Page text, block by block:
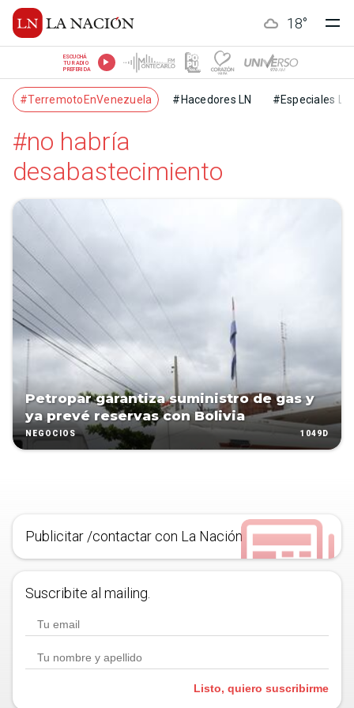
18°
ESCUCHÁ
TU RADIO
PREFERIDA
#TerremotoEnVenezuela #Hacedores LN #Especiales LN
#no habría
desabastecimiento
Petropar garantiza suministro de gas y
ya prevé reservas con Bolivia
NEGOCIOS 1049D
Publicitar /contactar con La Nación
Suscribite al mailing.
Listo, quiero suscribirme